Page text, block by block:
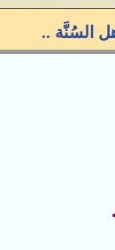
السُنَّة ..